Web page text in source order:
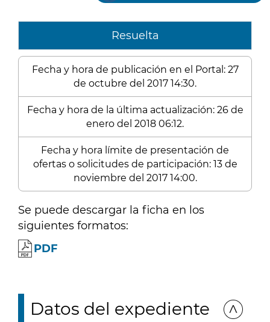
Resuelta
Fecha y hora de publicación en el Portal: 27
de octubre del 2017 14:30.
Fecha y hora de la última actualización: 26 de
enero del 2018 06:12.
Fecha y hora límite de presentación de
ofertas o solicitudes de participación: 13 de
noviembre del 2017 14:00.
Se puede descargar la ficha en los
siguientes formatos:
PDF
Datos del expediente